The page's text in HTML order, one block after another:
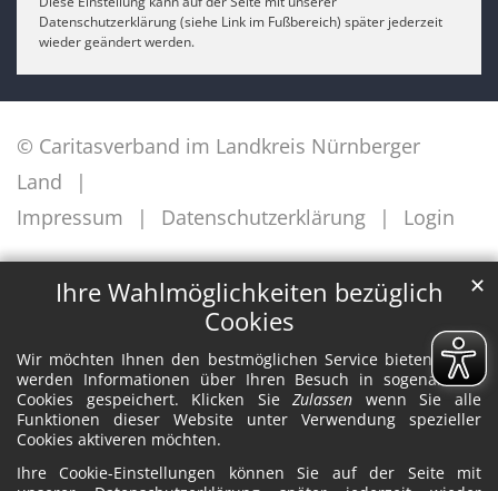
Ihre Wahlmöglichkeiten bezüglich
Cookies
Wir möchten Ihnen den bestmöglichen Service bieten. Dazu
werden Informationen über Ihren Besuch in sogenannten
Cookies gespeichert. Klicken SieZulassen wenn Sie alle
Funktionen dieser Website unter Verwendung spezieller
Cookies aktiveren möchten.
Ihre Cookie-Einstellungen können Sie auf der Seite mit
✕
Datenschutzerklärung (siehe Link im Fußbereich) später jederzeit
wieder geändert werden.
© Caritasverband im Landkreis Nürnberger
Land
Impressum
Datenschutzerklärung Login